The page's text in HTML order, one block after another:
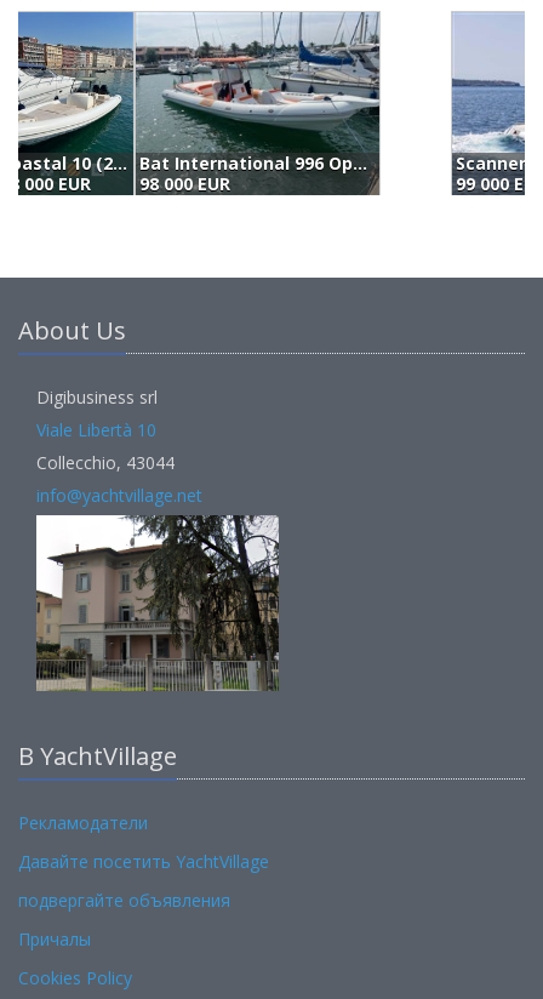
Scanner Envy 950 (2018)
99 000 EUR
About Us
Digibusiness srl
Viale Libertà 10
Collecchio, 43044
info@yachtvillage.net
В YachtVillage
Рекламодатели
Давайте посетить YachtVillage
подвергайте объявления
Причалы
Cookies Policy